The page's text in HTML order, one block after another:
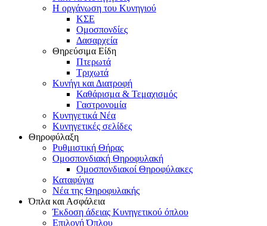
Η οργάνωση του Κυνηγιού
ΚΣΕ
Ομοσπονδίες
Δασαρχεία
Θηρεύσιμα Είδη
Πτερωτά
Τριχωτά
Κυνήγι και Διατροφή
Καθάρισμα & Τεμαχισμός
Γαστρονομία
Κυνηγετικά Νέα
Κυνηγετικές σελίδες
Θηροφύλαξη
Ρυθμιστική Θήρας
Ομοσπονδιακή Θηροφυλακή
Oμοσπονδιακοί Θηροφύλακες
Καταφύγια
Νέα της Θηροφυλακής
Όπλα και Ασφάλεια
Έκδοση άδειας Κυνηγετικού όπλου
Επιλογή Όπλου